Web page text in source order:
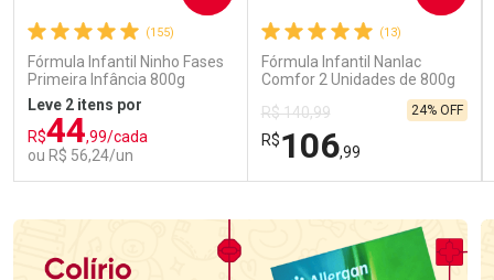
(155)
Fórmula Infantil Ninho Fases
Primeira Infância 800g
Leve 2 itens por
R$44,99/cada
ou R$ 56,24/un
(13)
Fórmula Infantil Nanlac
Comfor 2 Unidades de 800g
R$ 140,99
R$106,99
24% OFF
Laboratório
Por Menos